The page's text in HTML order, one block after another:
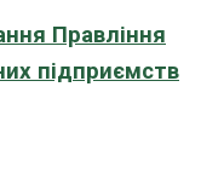
Правління
підприємств